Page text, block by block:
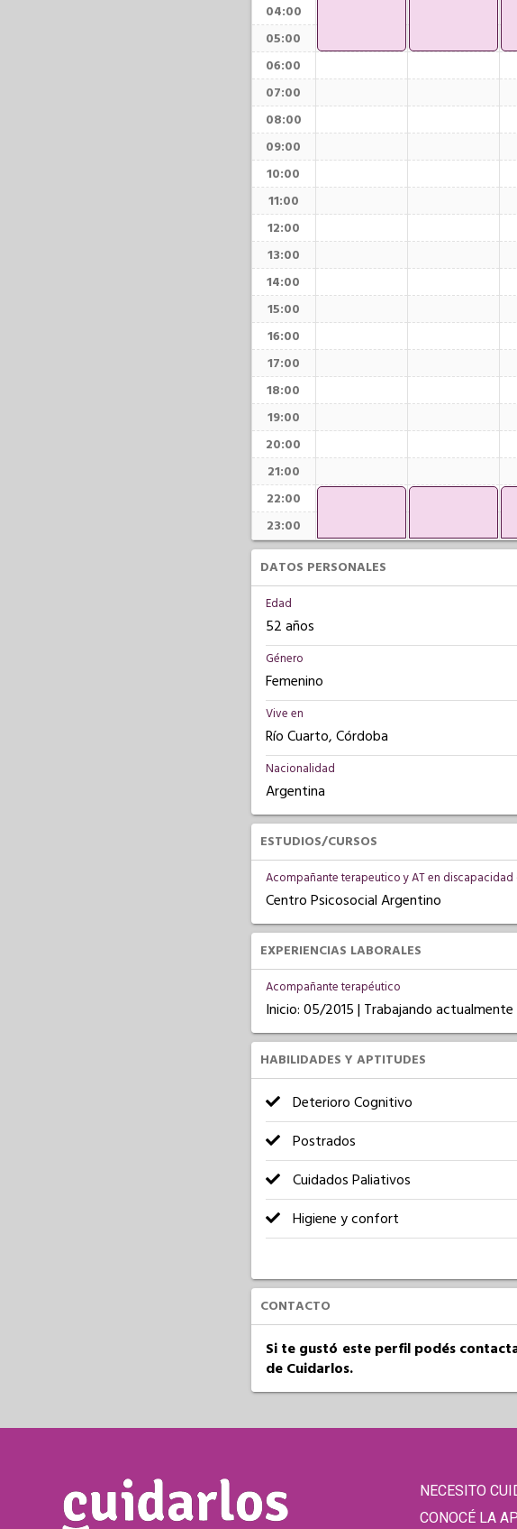
04:00
05:00
06:00
07:00
08:00
09:00
10:00
11:00
12:00
13:00
14:00
15:00
16:00
17:00
18:00
19:00
20:00
21:00
22:00
23:00
DATOS PERSONALES
Edad
52 años
Género
Femenino
Vive en
Río Cuarto, Córdoba
Nacionalidad
Argentina
ESTUDIOS/CURSOS
Acompañante terapeutico y AT en discapacidad
Centro Psicosocial Argentino
EXPERIENCIAS LABORALES
Acompañante terapéutico
Inicio: 05/2015 | Trabajando actualmente
HABILIDADES Y APTITUDES
Deterioro Cognitivo
Postrados
Cuidados Paliativos
Higiene y confort
CONTACTO
Si te gustó este perfil podés
de Cuidarlos.
NECESITO
CONOCÉ LA